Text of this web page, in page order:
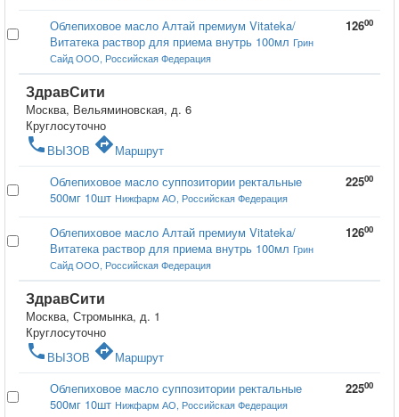
Облепиховое масло Алтай премиум Vitateka/
Витатека раствор для приема внутрь 100мл Грин
Сайд ООО, Российская Федерация
12600
ЗдравСити
Москва, Вельяминовская, д. 6
Круглосуточно
phone ВЫЗОВ directionsМаршрут
Облепиховое масло суппозитории ректальные
500мг 10шт Нижфарм АО, Российская Федерация
22500
Облепиховое масло Алтай премиум Vitateka/
Витатека раствор для приема внутрь 100мл Грин
Сайд ООО, Российская Федерация
12600
ЗдравСити
Москва, Стромынка, д. 1
Круглосуточно
phone ВЫЗОВ directionsМаршрут
Облепиховое масло суппозитории ректальные
500мг 10шт Нижфарм АО, Российская Федерация
22500